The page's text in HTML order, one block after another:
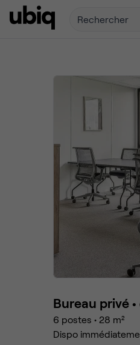
Rechercher
Bureau privé •
6 postes • 28 m²
Dispo